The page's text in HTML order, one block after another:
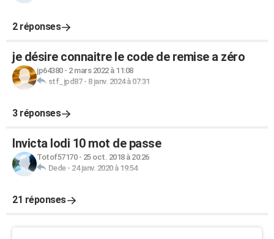
2 réponses
je désire connaitre le code de remise a zéro
jp64380- 2 mars 2022 à 11:08
stf_jpd87- 8 janv. 2024 à 07:31
3 réponses
Invicta lodi 10 mot de passe
Totof57170- 25 oct. 2018 à 20:26
Dede- 24 janv. 2020 à 19:54
21 réponses